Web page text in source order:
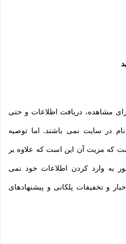
مشاهده، دریافت اطلاعات و حتی
در سایت نمی باشند. اما توصیه
که مزیت آن این است که علاوه بر
به وارد کردن اطلاعات خود نمی
و تخفیفات پلکانی و پیشنهادهای